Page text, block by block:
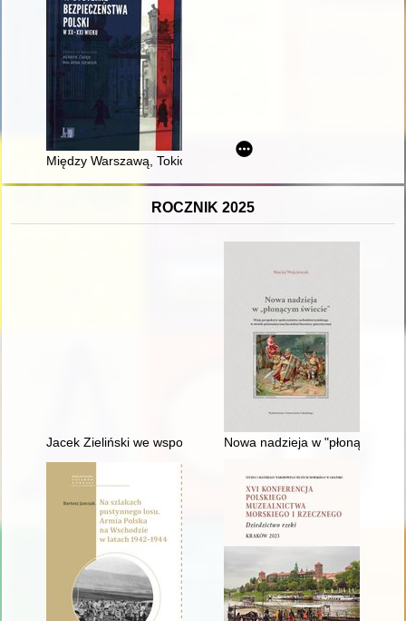
Między Warszawą, Tokio a Moskwą : meandry dyplomacji
ROCZNIK 2025
Jacek Zieliński we wspomnieniach fanówNowa nadzieja w "płonącym